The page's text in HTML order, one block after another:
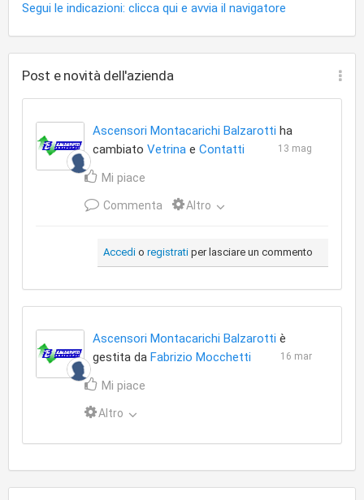
Segui le indicazioni: clicca qui e avvia il navigatore
Post e novità dell'azienda
Ascensori Montacarichi Balzarotti ha
cambiato Vetrina e Contatti 13 mag
Mi piace
Commenta Altro
Accedi o registrati per lasciare un commento
Ascensori Montacarichi Balzarotti è
gestita da Fabrizio Mocchetti 16 mar
Mi piace
Altro